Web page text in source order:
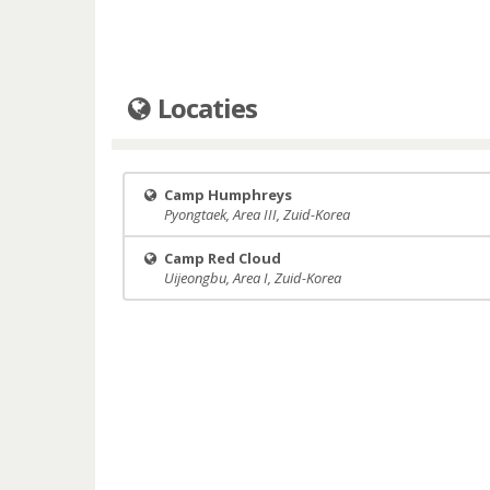
Locaties
Camp Humphreys
Pyongtaek, Area III, Zuid-Korea
Camp Red Cloud
Uijeongbu, Area I, Zuid-Korea